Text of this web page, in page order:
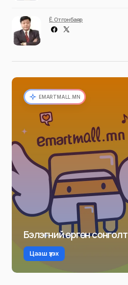
Ё. Отгонбаяр
EMARTMALL.MN
Бэлэгний өргөн сонголт
Цааш үзэх